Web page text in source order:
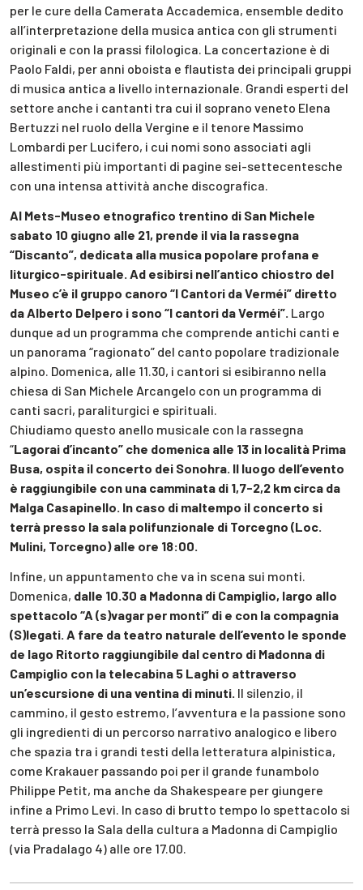
per le cure della Camerata Accademica, ensemble dedito
all’interpretazione della musica antica con gli strumenti
originali e con la prassi filologica. La concertazione è di
Paolo Faldi, per anni oboista e flautista dei principali gruppi
di musica antica a livello internazionale. Grandi esperti del
settore anche i cantanti tra cui il soprano veneto Elena
Bertuzzi nel ruolo della Vergine e il tenore Massimo
Lombardi per Lucifero, i cui nomi sono associati agli
allestimenti più importanti di pagine sei-settecentesche
con una intensa attività anche discografica.
Al Mets-Museo etnografico trentino di San Michele
sabato 10 giugno alle 21, prende il via la rassegna
“Discanto”, dedicata alla musica popolare profana e
liturgico-spirituale. Ad esibirsi nell’antico chiostro del
Museo c’è il gruppo canoro “I Cantori da Verméi” diretto
da Alberto Delpero i sono “I cantori da Verméi”. Largo
dunque ad un programma che comprende antichi canti e
un panorama “ragionato” del canto popolare tradizionale
alpino. Domenica, alle 11.30, i cantori si esibiranno nella
chiesa di San Michele Arcangelo con un programma di
canti sacri, paraliturgici e spirituali.
Chiudiamo questo anello musicale con la rassegna
“Lagorai d’incanto” che domenica alle 13 in località Prima
Busa, ospita il concerto dei Sonohra. Il luogo dell’evento
è raggiungibile con una camminata di 1,7-2,2 km circa da
Malga Casapinello. In caso di maltempo il concerto si
terrà presso la sala polifunzionale di Torcegno (Loc.
Mulini, Torcegno) alle ore 18:00.
Infine, un appuntamento che va in scena sui monti.
Domenica, dalle 10.30 a Madonna di Campiglio, largo allo
spettacolo “A (s)vagar per monti” di e con la compagnia
(S)legati. A fare da teatro naturale dell’evento le sponde
de lago Ritorto raggiungibile dal centro di Madonna di
Campiglio con la telecabina 5 Laghi o attraverso
un’escursione di una ventina di minuti. Il silenzio, il
cammino, il gesto estremo, l’avventura e la passione sono
gli ingredienti di un percorso narrativo analogico e libero
che spazia tra i grandi testi della letteratura alpinistica,
come Krakauer passando poi per il grande funambolo
Philippe Petit, ma anche da Shakespeare per giungere
infine a Primo Levi. In caso di brutto tempo lo spettacolo si
terrà presso la Sala della cultura a Madonna di Campiglio
(via Pradalago 4) alle ore 17.00.